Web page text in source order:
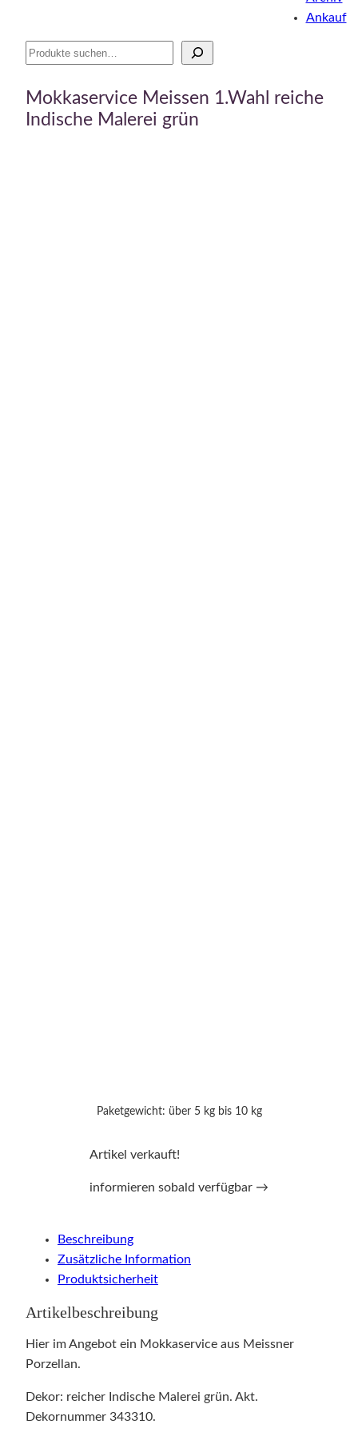
Suche
Ankauf
Mokkaservice Meissen 1.Wahl reiche
Indische Malerei grün
Paketgewicht: über 5 kg bis 10 kg
Artikel verkauft!
informieren sobald verfügbar →
Beschreibung
Zusätzliche Information
Produktsicherheit
Artikelbeschreibung
Hier im Angebot ein Mokkaservice aus Meissner
Porzellan.
Dekor: reicher Indische Malerei grün. Akt.
Dekornummer 343310.